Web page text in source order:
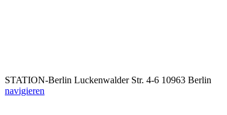
STATION-Berlin Luckenwalder Str. 4-6 10963 Berlin
navigieren